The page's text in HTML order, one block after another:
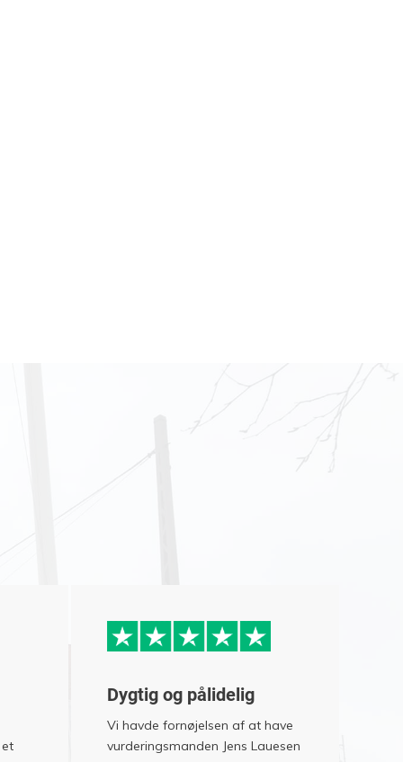
Dygtig og pålidelig
Vi havde fornøjelsen af at have
vurderingsmanden Jens Lauesen